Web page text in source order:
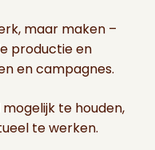
maar maken –
productie en
en campagnes.
te houden,
te werken.